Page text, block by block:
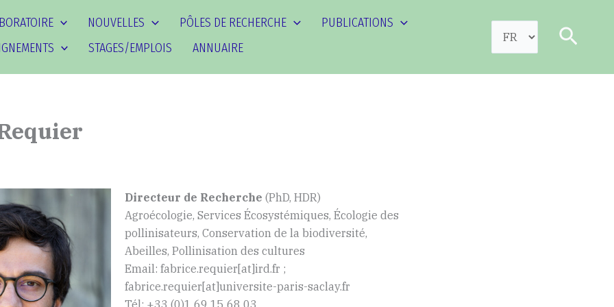
NOUVELLES PÔLES DE RECHERCHE
PUBLICATIONS
STAGES/EMPLOIS ANNUAIRE
Directeur de Recherche (PhD, HDR)
Agroécologie, Services Écosystémiques, Écologie des
pollinisateurs, Conservation de la biodiversité,
Abeilles, Pollinisation des cultures
Email: fabrice.requier[at]ird.fr ;
fabrice.requier[at]universite-paris-saclay.fr
Tél: +33 (0)1 69 15 68 03